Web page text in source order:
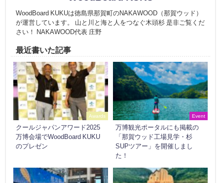
WoodBoard KUKUは徳島県那賀町のNAKAWOOD（那賀ウッド）
が運営しています。 山と川と海と人をつなぐ木頭杉 是非ご覧くだ
さい！ NAKAWOOD代表 庄野
最近書いた記事
Awards
クールジャパンアワード2025
万博会場でWoodBoard KUKU
のプレゼン
Event
万博観光ポータルにも掲載の
「那賀ウッド工場見学・杉
SUPツアー」を開催しまし
た！